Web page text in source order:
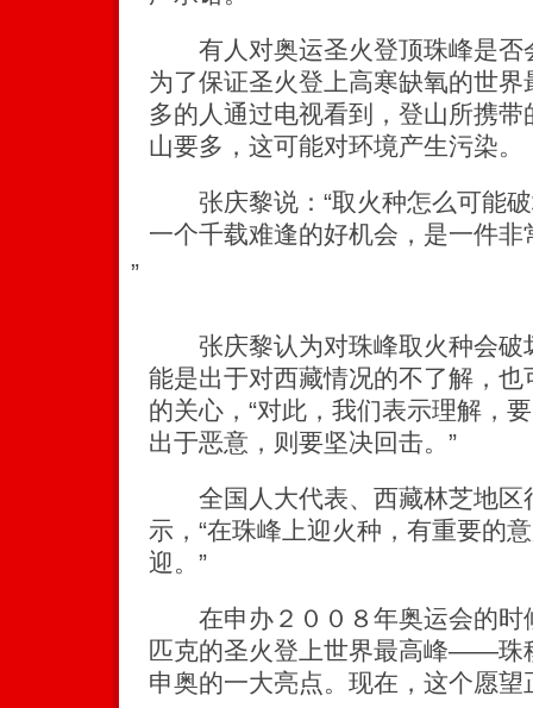
有人对奥运圣火登顶珠峰是否
为了保证圣火登上高寒缺氧的世
多的人通过电视看到，登山所携
山要多，这可能对环境产生污染。
张庆黎说：“取火种怎么可能破
一个千载难逢的好机会，是一件
”
张庆黎认为对珠峰取火种会破
能是出于对西藏情况的不了解，
的关心，“对此，我们表示理解，
出于恶意，则要坚决回击。”
全国人大代表、西藏林芝地区
示，“在珠峰上迎火种，有重要的
迎。”
在申办２００８年奥运会的时
匹克的圣火登上世界最高峰——珠
申奥的一大亮点。现在，这个愿